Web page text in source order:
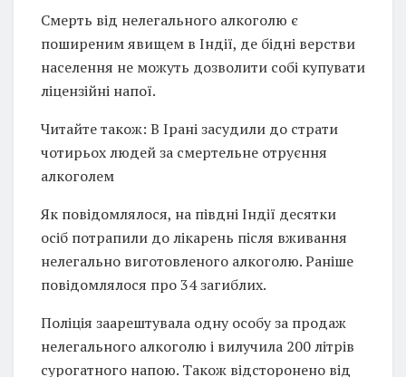
Смерть від нелегального алкоголю є
поширеним явищем в Індії, де бідні верстви
населення не можуть дозволити собі купувати
ліцензійні напої.
Читайте також: В Ірані засудили до страти
чотирьох людей за смертельне отруєння
алкоголем
Як повідомлялося, на півдні Індії десятки
осіб потрапили до лікарень після вживання
нелегально виготовленого алкоголю. Раніше
повідомлялося про 34 загиблих.
Поліція заарештувала одну особу за продаж
нелегального алкоголю і вилучила 200 літрів
сурогатного напою. Також відсторонено від